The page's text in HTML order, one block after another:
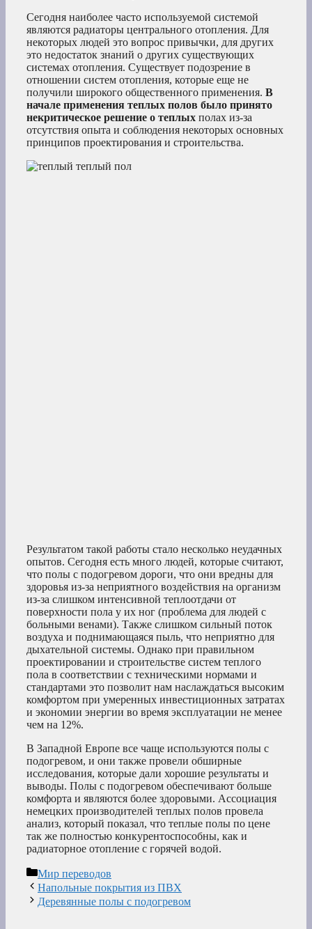
Сегодня наиболее часто используемой системой
являются радиаторы центрального отопления. Для
некоторых людей это вопрос привычки, для других
это недостаток знаний о других существующих
системах отопления. Существует подозрение в
отношении систем отопления, которые еще не
получили широкого общественного применения. В
начале применения теплых полов было принято
некритическое решение о теплых полах из-за
отсутствия опыта и соблюдения некоторых основных
принципов проектирования и строительства.
Результатом такой работы стало несколько неудачных
опытов. Сегодня есть много людей, которые считают,
что полы с подогревом дороги, что они вредны для
здоровья из-за неприятного воздействия на организм
из-за слишком интенсивной теплоотдачи от
поверхности пола у их ног (проблема для людей с
больными венами). Также слишком сильный поток
воздуха и поднимающаяся пыль, что неприятно для
дыхательной системы. Однако при правильном
проектировании и строительстве систем теплого
пола в соответствии с техническими нормами и
стандартами это позволит нам наслаждаться высоким
комфортом при умеренных инвестиционных затратах
и экономии энергии во время эксплуатации не менее
чем на 12%.
В Западной Европе все чаще используются полы с
подогревом, и они также провели обширные
исследования, которые дали хорошие результаты и
выводы. Полы с подогревом обеспечивают больше
комфорта и являются более здоровыми. Ассоциация
немецких производителей теплых полов провела
анализ, который показал, что теплые полы по цене
так же полностью конкурентоспособны, как и
радиаторное отопление с горячей водой.
Рубрики
Мир переводов
Напольные покрытия из ПВХ
Деревянные полы с подогревом